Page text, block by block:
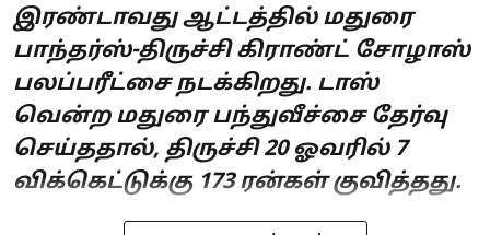
இரண்டாவது ஆட்டத்தில் மதுரை
பாந்தர்ஸ்-திருச்சி கிராண்ட் சோழாஸ்
பலப்பரீட்சை நடக்கிறது. டாஸ்
வென்ற மதுரை பந்துவீச்சை தேர்வு
செய்ததால், திருச்சி 20 ஓவரில் 7
விக்கெட்டுக்கு 173 ரன்கள் குவித்தது.